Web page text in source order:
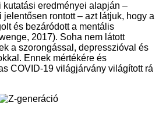
eredményei alapján –
rontott – azt látjuk, hogy a
és bezáródott a mentális
2017). Soha nem látott
a szorongással, depresszióval és
Ennek mértékére és
COVID-19 világjárvány világított rá